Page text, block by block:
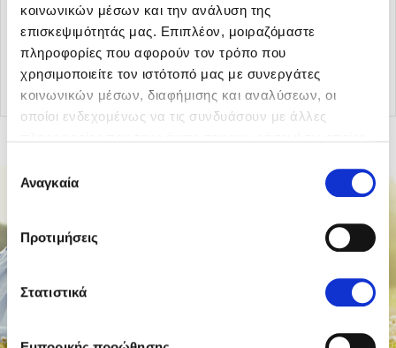
κοινωνικών μέσων και την ανάλυση της
επισκεψιμότητάς μας. Επιπλέον, μοιραζόμαστε
πληροφορίες που αφορούν τον τρόπο που
χρησιμοποιείτε τον ιστότοπό μας με συνεργάτες
κοινωνικών μέσων, διαφήμισης και αναλύσεων, οι
οποίοι ενδεχομένως να τις συνδυάσουν με άλλες
των υπηρεσιών τους.
συγκατάθεσης
Αναγκαία
Προτιμήσεις
Στατιστικά
Επιστροφή στα άρθρα